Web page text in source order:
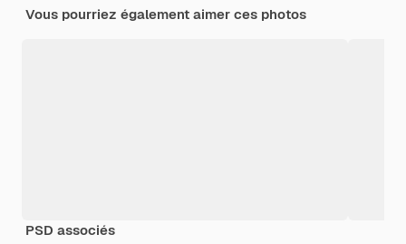
Vous pourriez également aimer ces photos
PSD associés